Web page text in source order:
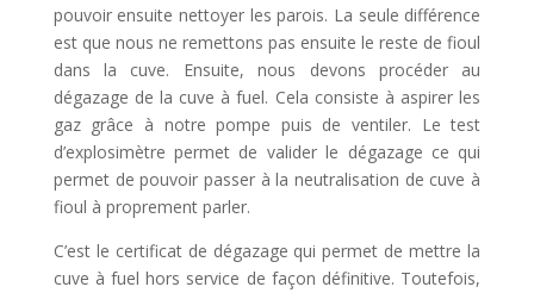
pouvoir ensuite nettoyer les parois. La seule différence
est que nous ne remettons pas ensuite le reste de fioul
dans la cuve. Ensuite, nous devons procéder au
dégazage de la cuve à fuel. Cela consiste à aspirer les
gaz grâce à notre pompe puis de ventiler. Le test
d’explosimètre permet de valider le dégazage ce qui
permet de pouvoir passer à la neutralisation de cuve à
fioul à proprement parler.
C’est le certificat de dégazage qui permet de mettre la
cuve à fuel hors service de façon définitive. Toutefois,